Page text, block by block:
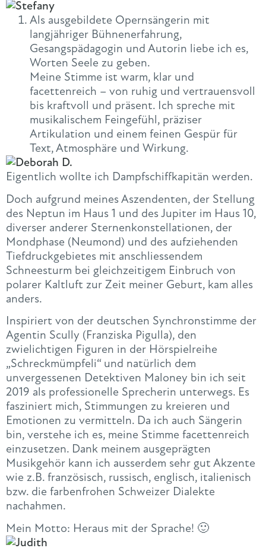
Als ausgebildete Opernsängerin mit
langjähriger Bühnenerfahrung,
Gesangspädagogin und Autorin liebe ich es,
Worten Seele zu geben.
Meine Stimme ist warm, klar und
facettenreich – von ruhig und vertrauensvoll
bis kraftvoll und präsent. Ich spreche mit
musikalischem Feingefühl, präziser
Artikulation und einem feinen Gespür für
Text, Atmosphäre und Wirkung.
Eigentlich wollte ich Dampfschiffkapitän werden.
Doch aufgrund meines Aszendenten, der Stellung
des Neptun im Haus 1 und des Jupiter im Haus 10,
diverser anderer Sternenkonstellationen, der
Mondphase (Neumond) und des aufziehenden
Tiefdruckgebietes mit anschliessendem
Schneesturm bei gleichzeitigem Einbruch von
polarer Kaltluft zur Zeit meiner Geburt, kam alles
anders.
Inspiriert von der deutschen Synchronstimme der
Agentin Scully (Franziska Pigulla), den
zwielichtigen Figuren in der Hörspielreihe
„Schreckmümpfeli“ und natürlich dem
unvergessenen Detektiven Maloney bin ich seit
2019 als professionelle Sprecherin unterwegs. Es
fasziniert mich, Stimmungen zu kreieren und
Emotionen zu vermitteln. Da ich auch Sängerin
bin, verstehe ich es, meine Stimme facettenreich
einzusetzen. Dank meinem ausgeprägten
Musikgehör kann ich ausserdem sehr gut Akzente
wie z.B. französisch, russisch, englisch, italienisch
bzw. die farbenfrohen Schweizer Dialekte
nachahmen.
Mein Motto: Heraus mit der Sprache! 🙂